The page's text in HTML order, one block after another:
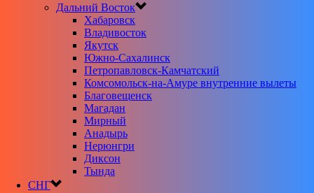
Дальний Восток
Хабаровск
Владивосток
Якутск
Южно-Сахалинск
Петропавловск-Камчатский
Комсомольск-на-Амуре внутренние вылеты
Благовещенск
Магадан
Мирный
Анадырь
Нерюнгри
Диксон
Тында
СНГ